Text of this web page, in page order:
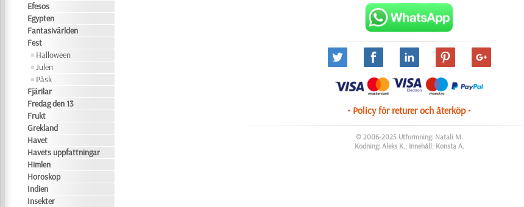
Efesos
Egypten
Fantasivärlden
Fest
Halloween
Julen
Påsk
Fjärilar
Fredag den 13
Frukt
Grekland
Havet
Havets uppfattningar
Himlen
Horoskop
Indien
Insekter
• Policy för returer och återköp •
© 2006-2025 Utformning: Natali M.
Kodning: Aleks K.; Innehåll: Konsta A.